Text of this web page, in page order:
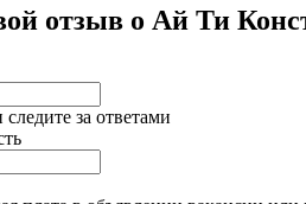
отзыв о Ай Ти
следите за ответами